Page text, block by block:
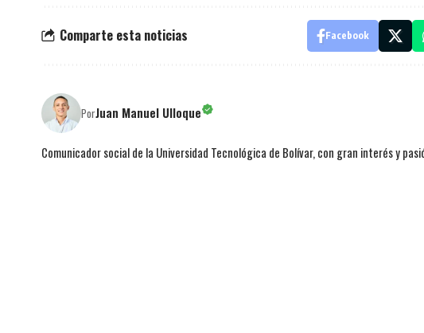
Comparte esta noticias Facebook
PorJuan Manuel Ulloque
Comunicador social de la Universidad Tecnológica de Bolívar, con gran interés y